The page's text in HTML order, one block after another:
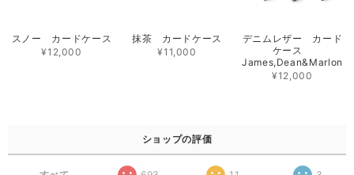
スノー カードケース
¥12,000
抹茶 カードケース
¥11,000
デニムレザー カード
ケース
James,Dean&Marlon
¥12,000
ショップの評価